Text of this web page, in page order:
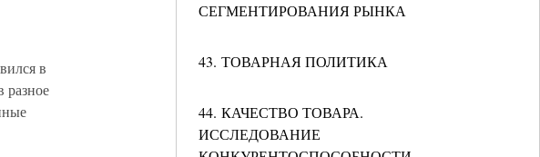
СЕГМЕНТИРОВАНИЯ РЫНКА
43. ТОВАРНАЯ ПОЛИТИКА
44. КАЧЕСТВО ТОВАРА.
ИССЛЕДОВАНИЕ
в
разное